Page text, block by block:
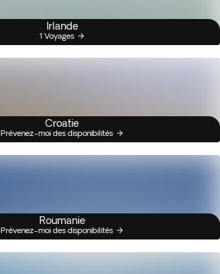
Irlande
1 Voyages
Croatie
Prévenez-moi des disponibilités
Roumanie
Prévenez-moi des disponibilités